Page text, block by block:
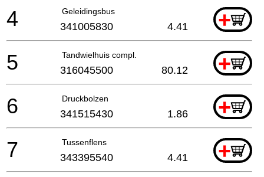
Geleidingsbus +
4 341005830 4.41
Tandwielhuis compl. +
5 316045500 80.12
Druckbolzen +
6 341515430 1.86
Tussenflens +
7 343395540 4.41